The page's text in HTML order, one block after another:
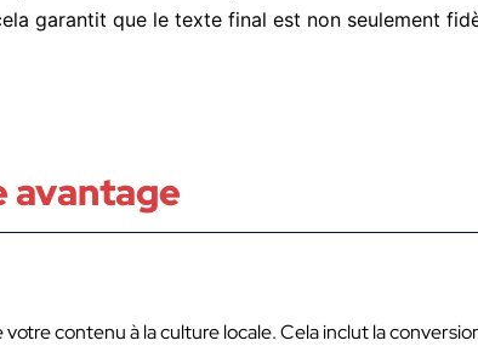
garantit que le texte final est non seulement
avantage
contenu à la culture locale. Cela inclut la